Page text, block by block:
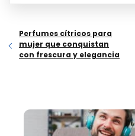
Perfumes cítricos para
mujer que conquistan
con frescura y elegancia